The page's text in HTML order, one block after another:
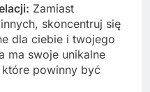
Zamiast
skoncentruj się
dla ciebie i twojego
ma swoje unikalne
powinny być